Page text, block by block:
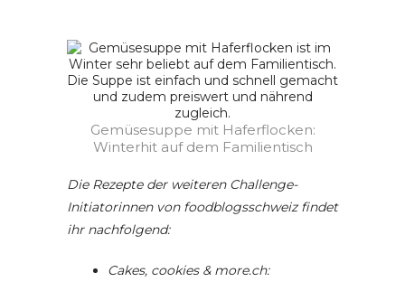
Gemüsesuppe mit Haferflocken:
Winterhit auf dem Familientisch
Die Rezepte der weiteren Challenge-
Initiatorinnen von foodblogsschweiz findet
ihr nachfolgend:
Cakes, cookies & more.ch: